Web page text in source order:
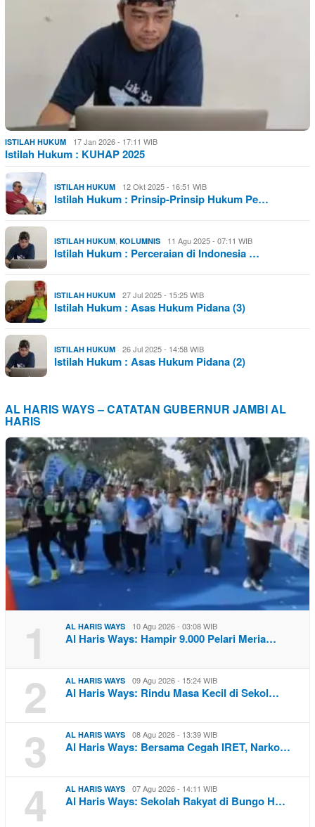
ISTILAH HUKUM 17 Jan 2026 - 17:11 WIB
Istilah Hukum : KUHAP 2025
ISTILAH HUKUM 12 Okt 2025 - 16:51 WIB
Istilah Hukum : Prinsip-Prinsip Hukum Pe…
ISTILAH HUKUM, KOLUMNIS 11 Agu 2025 - 07:11 WIB
Istilah Hukum : Perceraian di Indonesia …
ISTILAH HUKUM 27 Jul 2025 - 15:25 WIB
Istilah Hukum : Asas Hukum Pidana (3)
ISTILAH HUKUM 26 Jul 2025 - 14:58 WIB
Istilah Hukum : Asas Hukum Pidana (2)
AL HARIS WAYS – CATATAN GUBERNUR JAMBI AL
HARIS
1 AL HARIS WAYS 10 Agu 2026 - 03:08 WIB
Al Haris Ways: Hampir 9.000 Pelari Meria…
2 AL HARIS WAYS 09 Agu 2026 - 15:24 WIB
Al Haris Ways: Rindu Masa Kecil di Sekol…
3 AL HARIS WAYS 08 Agu 2026 - 13:39 WIB
Al Haris Ways: Bersama Cegah IRET, Narko…
4 AL HARIS WAYS 07 Agu 2026 - 14:11 WIB
Al Haris Ways: Sekolah Rakyat di Bungo H…